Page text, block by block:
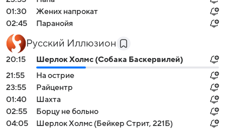
01:30
Жених напрокат
02:45
Паранойя
Русский Иллюзион
20:15
Шерлок Холмс (Собака Баскервилей)
21:55
На острие
23:55
Райцентр
01:40
Шахта
02:55
Борцу не больно
04:05
Шерлок Холмс (Бейкер Стрит, 221Б)